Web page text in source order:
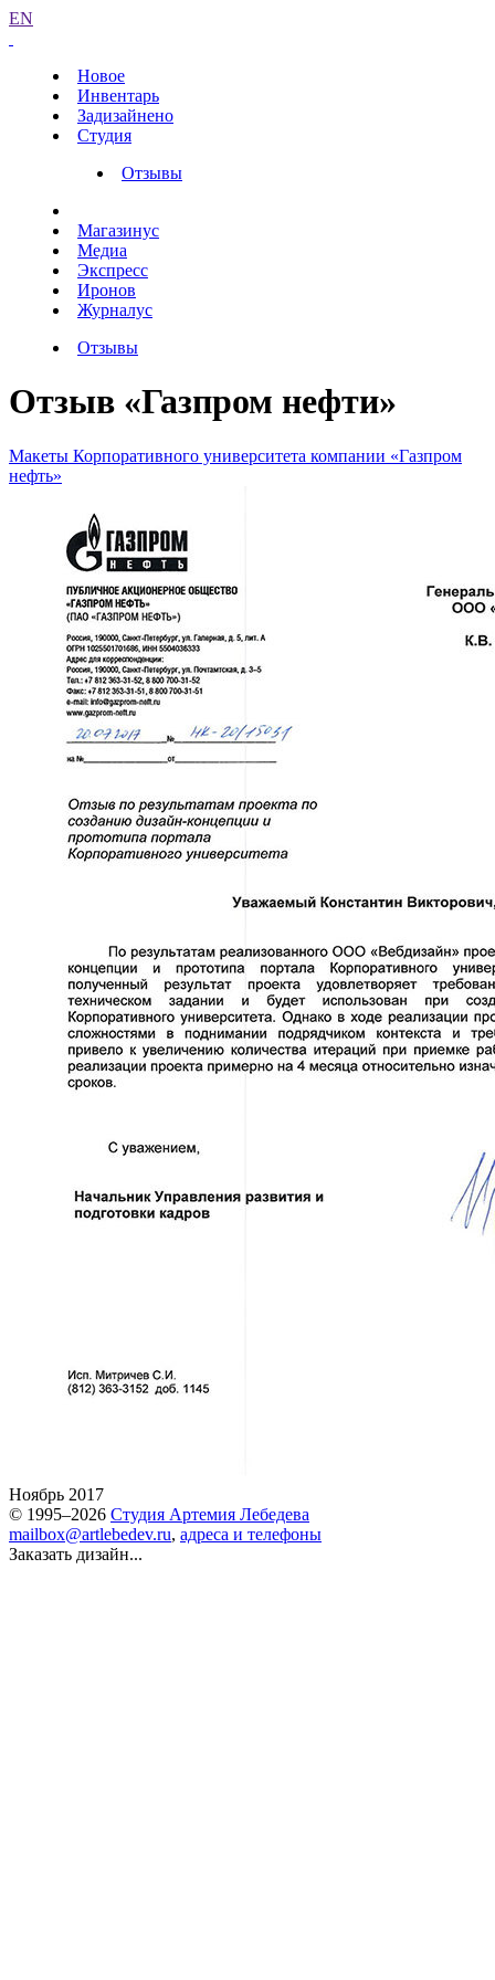
EN
Новое
Инвентарь
Задизайнено
Студия
Отзывы
Магазинус
Медиа
Экспресс
Иронов
Журналус
Отзывы
Отзыв «Газпром нефти»
Макеты Корпоративного университета компании «Газпром
нефть»
Ноябрь 2017
© 1995–2026 Студия Артемия Лебедева
mailbox@artlebedev.ru, адреса и телефоны
Заказать дизайн...